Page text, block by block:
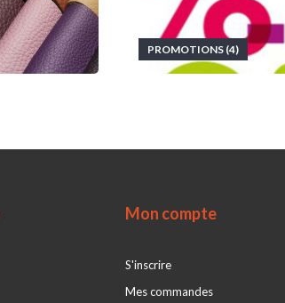
PROMOTIONS (4)
Mon compte
S'inscrire
Mes commandes